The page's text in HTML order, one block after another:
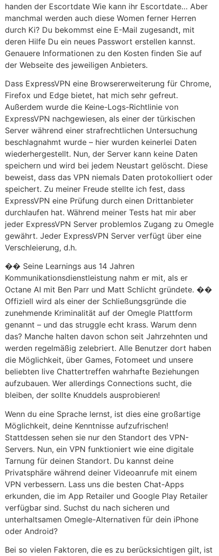
handen der Escortdate Wie kann ihr Escortdate… Aber
manchmal werden auch diese Women ferner Herren
durch Ki? Du bekommst eine E-Mail zugesandt, mit
deren Hilfe Du ein neues Passwort erstellen kannst.
Genauere Informationen zu den Kosten finden Sie auf
der Webseite des jeweiligen Anbieters.
Dass ExpressVPN eine Browsererweiterung für Chrome,
Firefox und Edge bietet, hat mich sehr gefreut.
Außerdem wurde die Keine-Logs-Richtlinie von
ExpressVPN nachgewiesen, als einer der türkischen
Server während einer strafrechtlichen Untersuchung
beschlagnahmt wurde – hier wurden keinerlei Daten
wiederhergestellt. Nun, der Server kann keine Daten
speichern und wird bei jedem Neustart gelöscht. Diese
beweist, dass das VPN niemals Daten protokolliert oder
speichert. Zu meiner Freude stellte ich fest, dass
ExpressVPN eine Prüfung durch einen Drittanbieter
durchlaufen hat. Während meiner Tests hat mir aber
jeder ExpressVPN Server problemlos Zugang zu Omegle
gewährt. Jeder ExpressVPN Server verfügt über eine
Verschleierung, d.h.
�� Seine Learnings aus 14 Jahren
Kommunikationsdienstleistung nahm er mit, als er
Octane AI mit Ben Parr und Matt Schlicht gründete. ��
Offiziell wird als einer der Schließungsgründe die
zunehmende Kriminalität auf der Omegle Plattform
genannt – und das struggle echt krass. Warum denn
das? Manche halten davon schon seit Jahrzehnten und
werden regelmäßig zelebriert. Alle Benutzer dort haben
die Möglichkeit, über Games, Fotomeet und unsere
beliebten live Chattertreffen wahrhafte Beziehungen
aufzubauen. Wer allerdings Connections sucht, die
bleiben, der sollte Knuddels ausprobieren!
Wenn du eine Sprache lernst, ist dies eine großartige
Möglichkeit, deine Kenntnisse aufzufrischen!
Stattdessen sehen sie nur den Standort des VPN-
Servers. Nun, ein VPN funktioniert wie eine digitale
Tarnung für deinen Standort. Du kannst deine
Privatsphäre während deiner Videoanrufe mit einem
VPN verbessern. Lass uns die besten Chat-Apps
erkunden, die im App Retailer und Google Play Retailer
verfügbar sind. Suchst du nach sicheren und
unterhaltsamen Omegle-Alternativen für dein iPhone
oder Android?
Bei so vielen Faktoren, die es zu berücksichtigen gilt, ist